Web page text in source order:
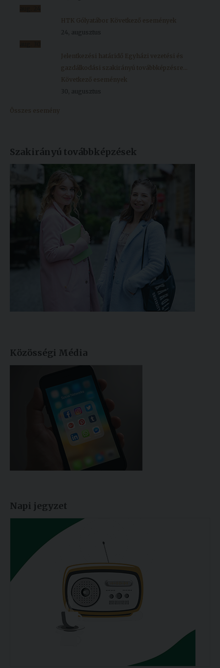
HTK Gólyatábor Következő események
24, augusztus
Jelentkezési határidő Egyházi vezetési és
gazdálkodási szakirányú továbbképzésre...
Következő események
30, augusztus
Összes esemény
Szakirányú továbbképzések
Közösségi Média
Napi jegyzet